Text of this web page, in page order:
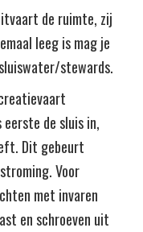
de ruimte, zij
leeg is mag je
stewards.
de sluis in,
Dit gebeurt
Voor
met invaren
en schroeven uit